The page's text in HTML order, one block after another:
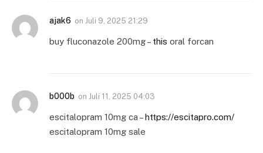
ajak6 on Juli 9, 2025 21:29
buy fluconazole 200mg – this oral forcan
b000b on Juli 11, 2025 04:03
escitalopram 10mg ca –https://escitapro.com/
escitalopram 10mg sale